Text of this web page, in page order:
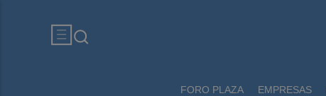
FORO PLAZA EMPRESAS